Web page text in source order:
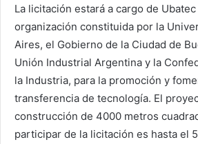
La licitación estará a cargo de Ubatec
organización constituida por la
Aires, el Gobierno de la Ciudad de
Unión Industrial Argentina y la
la Industria, para la promoción y
transferencia de tecnología. El
construcción de 4000 metros
participar de la licitación es hasta el